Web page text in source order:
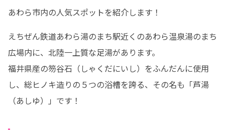
あわら市内の人気スポットを紹介します！
えちぜん鉄道あわら湯のまち駅近くのあわら温泉湯のまち
広場内に、北陸一上質な足湯があります。
福井県産の笏谷石（しゃくだにいし）をふんだんに使用
し、総ヒノキ造りの５つの浴槽を誇る、その名も「芦湯
（あしゆ）」です！